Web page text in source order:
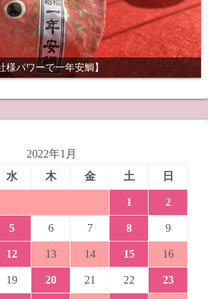
様パワーで一年安鯛】
2022年1月
水 木 金 土 日
1 2
5 6 7 8 9
12 13 14 15 16
19 20 21 22 23